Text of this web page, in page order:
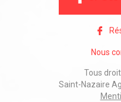
Nous
Tous
Saint-Nazaire